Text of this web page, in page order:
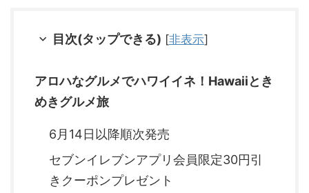
目次(タップできる) [非表示]
アロハなグルメでハワイイネ！Hawaiiとき
めきグルメ旅
6月14日以降順次発売
セブンイレブンアプリ会員限定30円引
きクーポンプレゼント